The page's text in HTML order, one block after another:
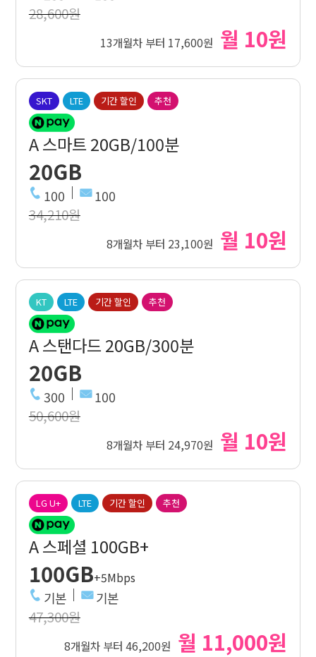
28,600원
13개월차 부터 17,600원 월 10원
SKT LTE 기간 할인 추천
A 스마트 20GB/100분
20GB
100 100
34,210원
8개월차 부터 23,100원 월 10원
KT LTE 기간 할인 추천
A 스탠다드 20GB/300분
20GB
300 100
50,600원
8개월차 부터 24,970원 월 10원
LG U+ LTE 기간 할인 추천
A 스페셜 100GB+
100GB+5Mbps
기본 기본
47,300원
8개월차 부터 46,200원 월 11,000원